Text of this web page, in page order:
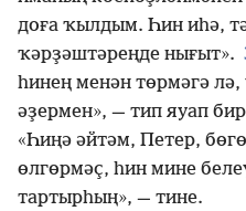
доға ҡылдым. Һин иһә,
ҡәрҙәштәреңде нығыт».
һинең менән төрмәгә
әҙермен», — тип яуап
«Һиңә әйтәм, Петер,
өлгөрмәҫ, һин мине
тартырһың», — тине.